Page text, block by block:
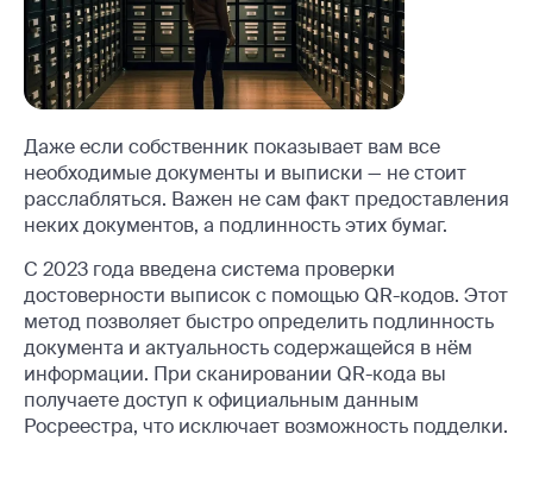
Даже если собственник показывает вам все
необходимые документы и выписки — не стоит
расслабляться. Важен не сам факт предоставления
неких документов, а подлинность этих бумаг.
С 2023 года введена система проверки
достоверности выписок с помощью QR-кодов. Этот
метод позволяет быстро определить подлинность
документа и актуальность содержащейся в нём
информации. При сканировании QR-кода вы
получаете доступ к официальным данным
Росреестра, что исключает возможность подделки.